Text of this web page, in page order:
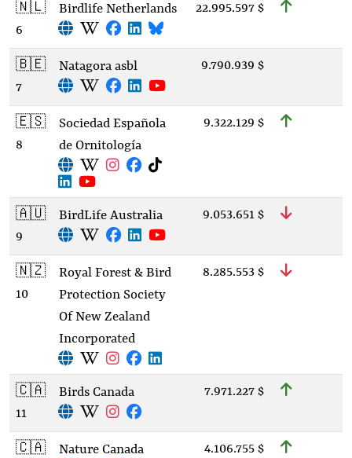
🇳🇱
6
Birdlife Netherlands 22.995.597 $
🇧🇪
7
Natagora asbl 9.790.939 $
🇪🇸
8
Sociedad Española
de Ornitología
9.322.129 $
🇦🇺
9
BirdLife Australia 9.053.651 $
🇳🇿
10
Royal Forest & Bird
Protection Society
Of New Zealand
Incorporated
8.285.553 $
🇨🇦
11
Birds Canada 7.971.227 $
🇨🇦
Nature Canada 4.106.755 $